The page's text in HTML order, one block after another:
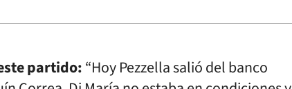
partido:“Hoy Pezzella salió del banco